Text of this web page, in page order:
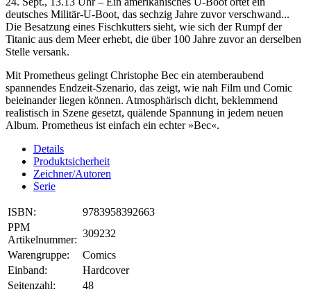
deutsches Militär-U-Boot, das sechzig Jahre zuvor verschwand...
Die Besatzung eines Fischkutters sieht, wie sich der Rumpf der
Titanic aus dem Meer erhebt, die über 100 Jahre zuvor an derselben
Stelle versank.
Mit Prometheus gelingt Christophe Bec ein atemberaubend
spannendes Endzeit-Szenario, das zeigt, wie nah Film und Comic
beieinander liegen können. Atmosphärisch dicht, beklemmend
realistisch in Szene gesetzt, quälende Spannung in jedem neuen
Album. Prometheus ist einfach ein echter »Bec«.
Details
Produktsicherheit
Zeichner/Autoren
Serie
ISBN:
9783958392663
PPM
Artikelnummer:
309232
Warengruppe:
Comics
Einband:
Hardcover
Seitenzahl:
48